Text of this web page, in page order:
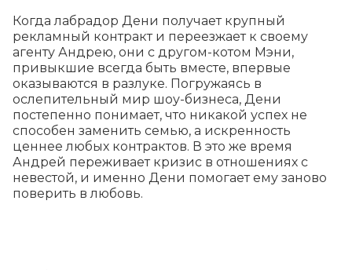
Когда лабрадор Дени получает крупный
рекламный контракт и переезжает к своему
агенту Андрею, они с другом-котом Мэни,
привыкшие всегда быть вместе, впервые
оказываются в разлуке. Погружаясь в
ослепительный мир шоу-бизнеса, Дени
постепенно понимает, что никакой успех не
способен заменить семью, а искренность
ценнее любых контрактов. В это же время
Андрей переживает кризис в отношениях с
невестой, и именно Дени помогает ему заново
поверить в любовь.